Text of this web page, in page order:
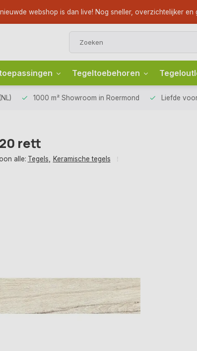
webshop is dan live! Nog sneller, overzichtelijker en
Tegeltoebehoren
1000 m² Showroom in Roermond Liefde
rett
alle: Tegels Keramische tegels